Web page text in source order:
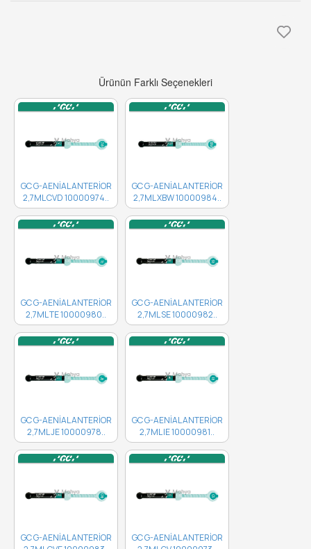
Ürünün Farklı Seçenekleri
GC G-AENİAL ANTERİOR
2,7ML CVD 10000974..
GC G-AENİAL ANTERİOR
2,7ML XBW 10000984..
GC G-AENİAL ANTERİOR
2,7ML TE 10000980..
GC G-AENİAL ANTERİOR
2,7ML SE 10000982..
GC G-AENİAL ANTERİOR
2,7ML JE 10000978..
GC G-AENİAL ANTERİOR
2,7ML IE 10000981..
GC G-AENİAL ANTERİOR
GC G-AENİAL ANTERİOR